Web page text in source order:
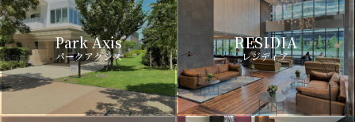
Park Axis
パークアクシス
RESIDIA
レジディア